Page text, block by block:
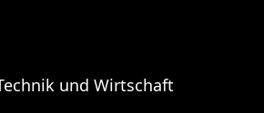
und Wirtschaft